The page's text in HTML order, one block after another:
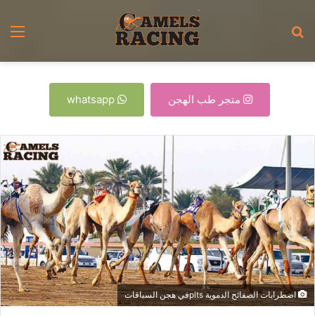
متجر طب الهجن whatsapp
اضطرابات الصفائح الدموية pltsفي هجن السباقات